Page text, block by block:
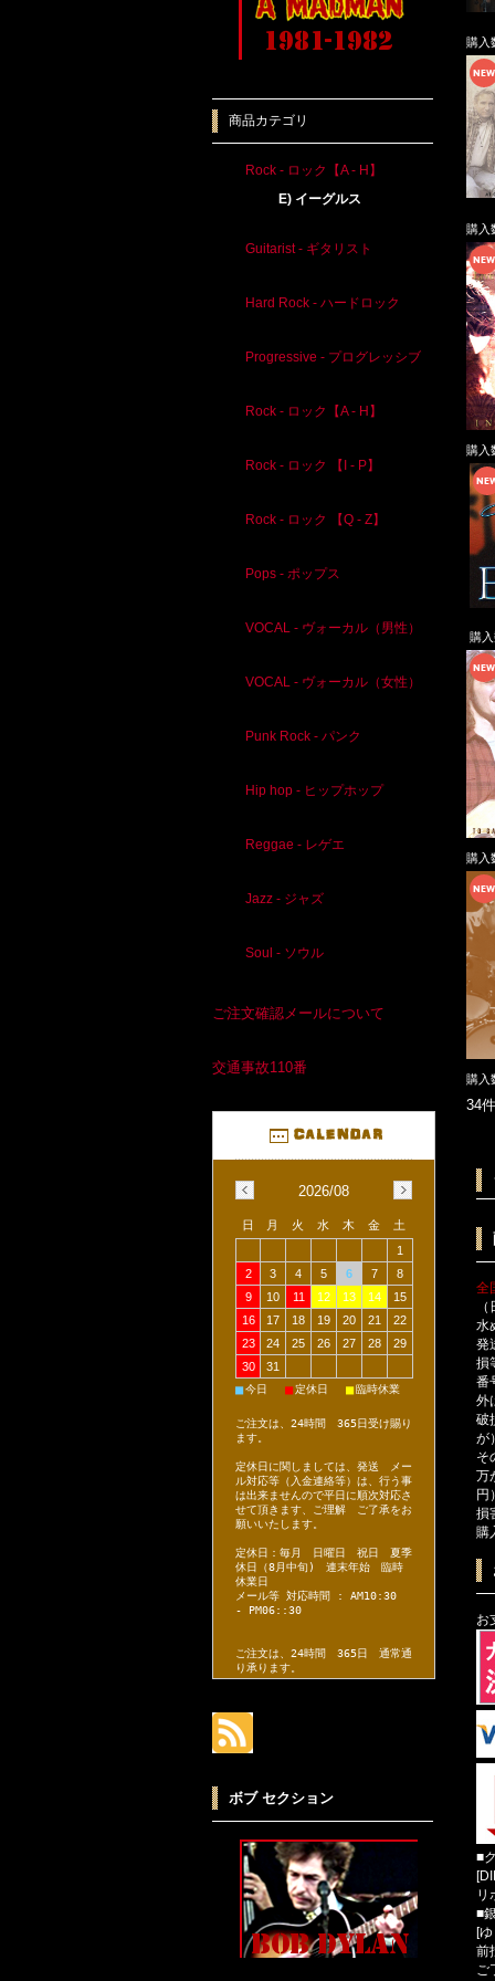
購入
購入
購入
購
購入
購入
34
全
水
発
損
番
外
破
が
そ
万
円
損
購
お
■
リ
■
[
前
ご
商品カテゴリ
Rock - ロック【A - H】
E) イーグルス
Guitarist - ギタリスト
Hard Rock - ハードロック
Progressive - プログレッシブ
Rock - ロック【A - H】
Rock - ロック 【I - P】
Rock - ロック 【Q - Z】
Pops - ポップス
VOCAL - ヴォーカル（男性）
VOCAL - ヴォーカル（女性）
Punk Rock - パンク
Hip hop - ヒップホップ
Reggae - レゲエ
Jazz - ジャズ
Soul - ソウル
ご注文確認メールについて
交通事故110番
2026/08
日 月 火 水 木 金
土
1
2
3 4 5 6 7
8
9
10 11 12 13 14
15
16
17 18 19 20 21
22
23
24 25 26 27 28
29
30
31
■今日 ■定休日 ■臨時休業
ご注文は、24時間 365日受け賜り
ます。
定休日に関しましては、発送 メー
ル対応等（入金連絡等）は、行う事
は出来ませんので平日に順次対応さ
せて頂きます、ご理解 ご了承をお
願いいたします。
定休日：毎月 日曜日 祝日 夏季
休日（8月中旬) 連末年始 臨時
休業日
メール等 対応時間 : AM10:30
- PM06::30
ご注文は、24時間 365日 通常通
り承ります。
ボブ セクション